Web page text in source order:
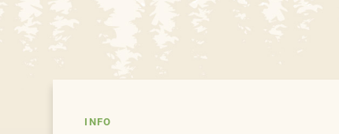
INFO